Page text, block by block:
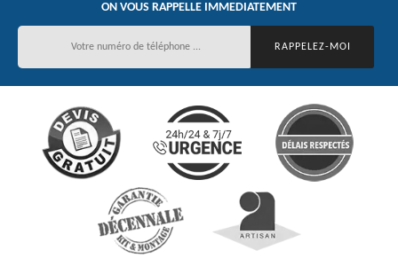
ON VOUS RAPPELLE IMMEDIATEMENT